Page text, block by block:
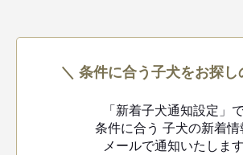
＼ 条件に合う子犬をお探し
「新着子犬通知設定」で
条件に合う 子犬の新着情
メールで通知いたしま